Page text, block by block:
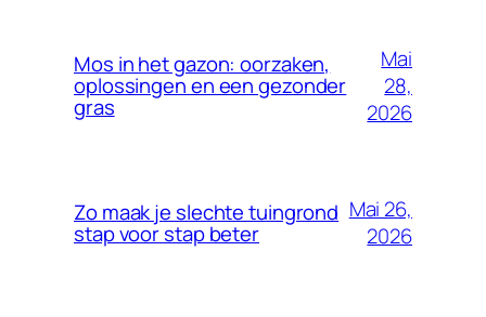
Mos in het gazon: oorzaken,
oplossingen en een gezonder
gras
Mai
28,
2026
Zo maak je slechte tuingrond
stap voor stap beter
Mai 26,
2026